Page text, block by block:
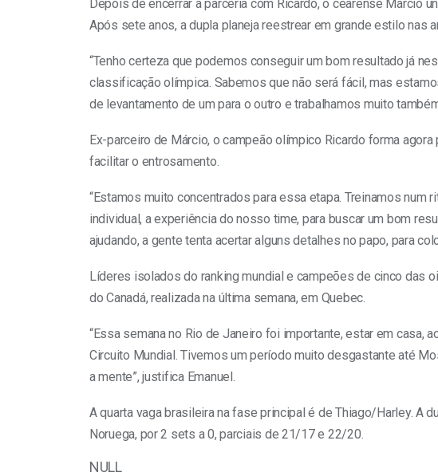
Depois de encerrar a parceria com Ricardo, o cearense Márcio
Após sete anos, a dupla planeja reestrear em grande estilo nas
“Tenho certeza que podemos conseguir um bom resultado já
classificação olímpica. Sabemos que não será fácil, mas
de levantamento de um para o outro e trabalhamos muito
Ex-parceiro de Márcio, o campeão olímpico Ricardo forma
facilitar o entrosamento.
“Estamos muito concentrados para essa etapa. Treinamos
individual, a experiência do nosso time, para buscar um bom
ajudando, a gente tenta acertar alguns detalhes no papo, para
Líderes isolados do ranking mundial e campeões de cinco das
do Canadá, realizada na última semana, em Quebec.
“Essa semana no Rio de Janeiro foi importante, estar em casa,
Circuito Mundial. Tivemos um período muito desgastante até
a mente”, justifica Emanuel.
A quarta vaga brasileira na fase principal é de Thiago/Harley.
Noruega, por 2 sets a 0, parciais de 21/17 e 22/20.
NULL